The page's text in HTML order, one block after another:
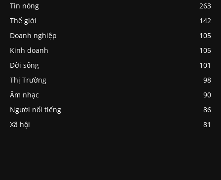
Tin nóng
263
Thế giới
142
Doanh nghiệp
105
Kinh doanh
105
Đời sống
101
Thị Trường
98
Âm nhạc
90
Người nổi tiếng
86
Xã hội
81